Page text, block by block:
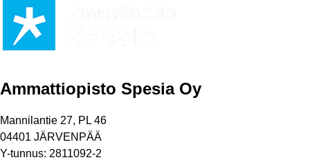
Ammattiopisto Spesia Oy
Mannilantie 27, PL 46
04401 JÄRVENPÄÄ
Y-tunnus: 2811092-2